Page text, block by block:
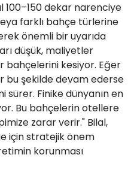
100–150 dekar narenciye
farklı bahçe türlerine
önemli bir uyarıda
düşük, maliyetler
bahçelerini kesiyor. Eğer
bu şekilde devam ederse
sürer. Finike dünyanın en
Bu bahçelerin otellere
zarar verir." Bilal,
için stratejik önem
korunması